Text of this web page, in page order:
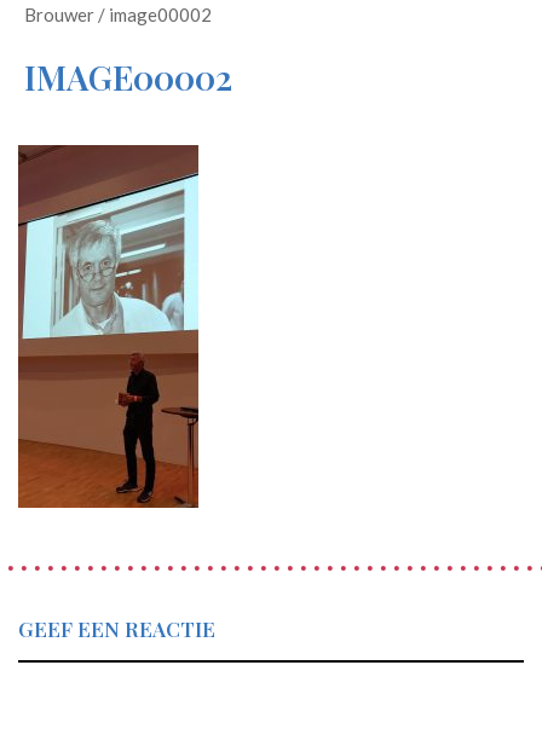
Brouwer / image00002
IMAGE00002
GEEF EEN REACTIE